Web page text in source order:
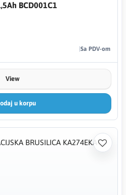
BCD001C1
Sa PDV-om
View
u korpu